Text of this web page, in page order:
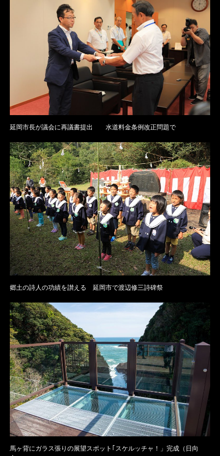
延岡市長が議会に再議書提出 水道料金条例改正問題で
郷土の詩人の功績を讃える 延岡市で渡辺修三詩碑祭
馬ヶ背にガラス張りの展望スポット｢スケルッチャ！」完成（日向